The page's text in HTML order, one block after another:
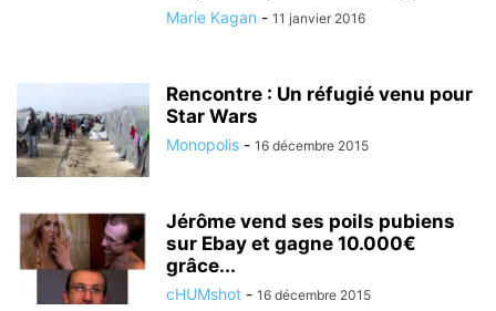
Marie Kagan - 11 janvier 2016
Rencontre : Un réfugié venu pour
Star Wars
Monopolis - 16 décembre 2015
Jérôme vend ses poils pubiens
sur Ebay et gagne 10.000€
grâce...
cHUMshot - 16 décembre 2015